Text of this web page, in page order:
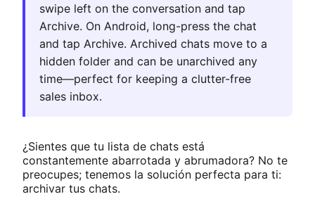
swipe left on the conversation and tap
Archive. On Android, long-press the chat
and tap Archive. Archived chats move to a
hidden folder and can be unarchived any
time—perfect for keeping a clutter-free
sales inbox.
¿Sientes que tu lista de chats está
constantemente abarrotada y abrumadora? No te
preocupes; tenemos la solución perfecta para ti:
archivar tus chats.